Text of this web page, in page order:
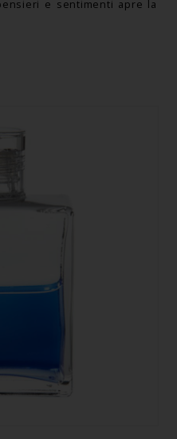
e sentimenti apre la